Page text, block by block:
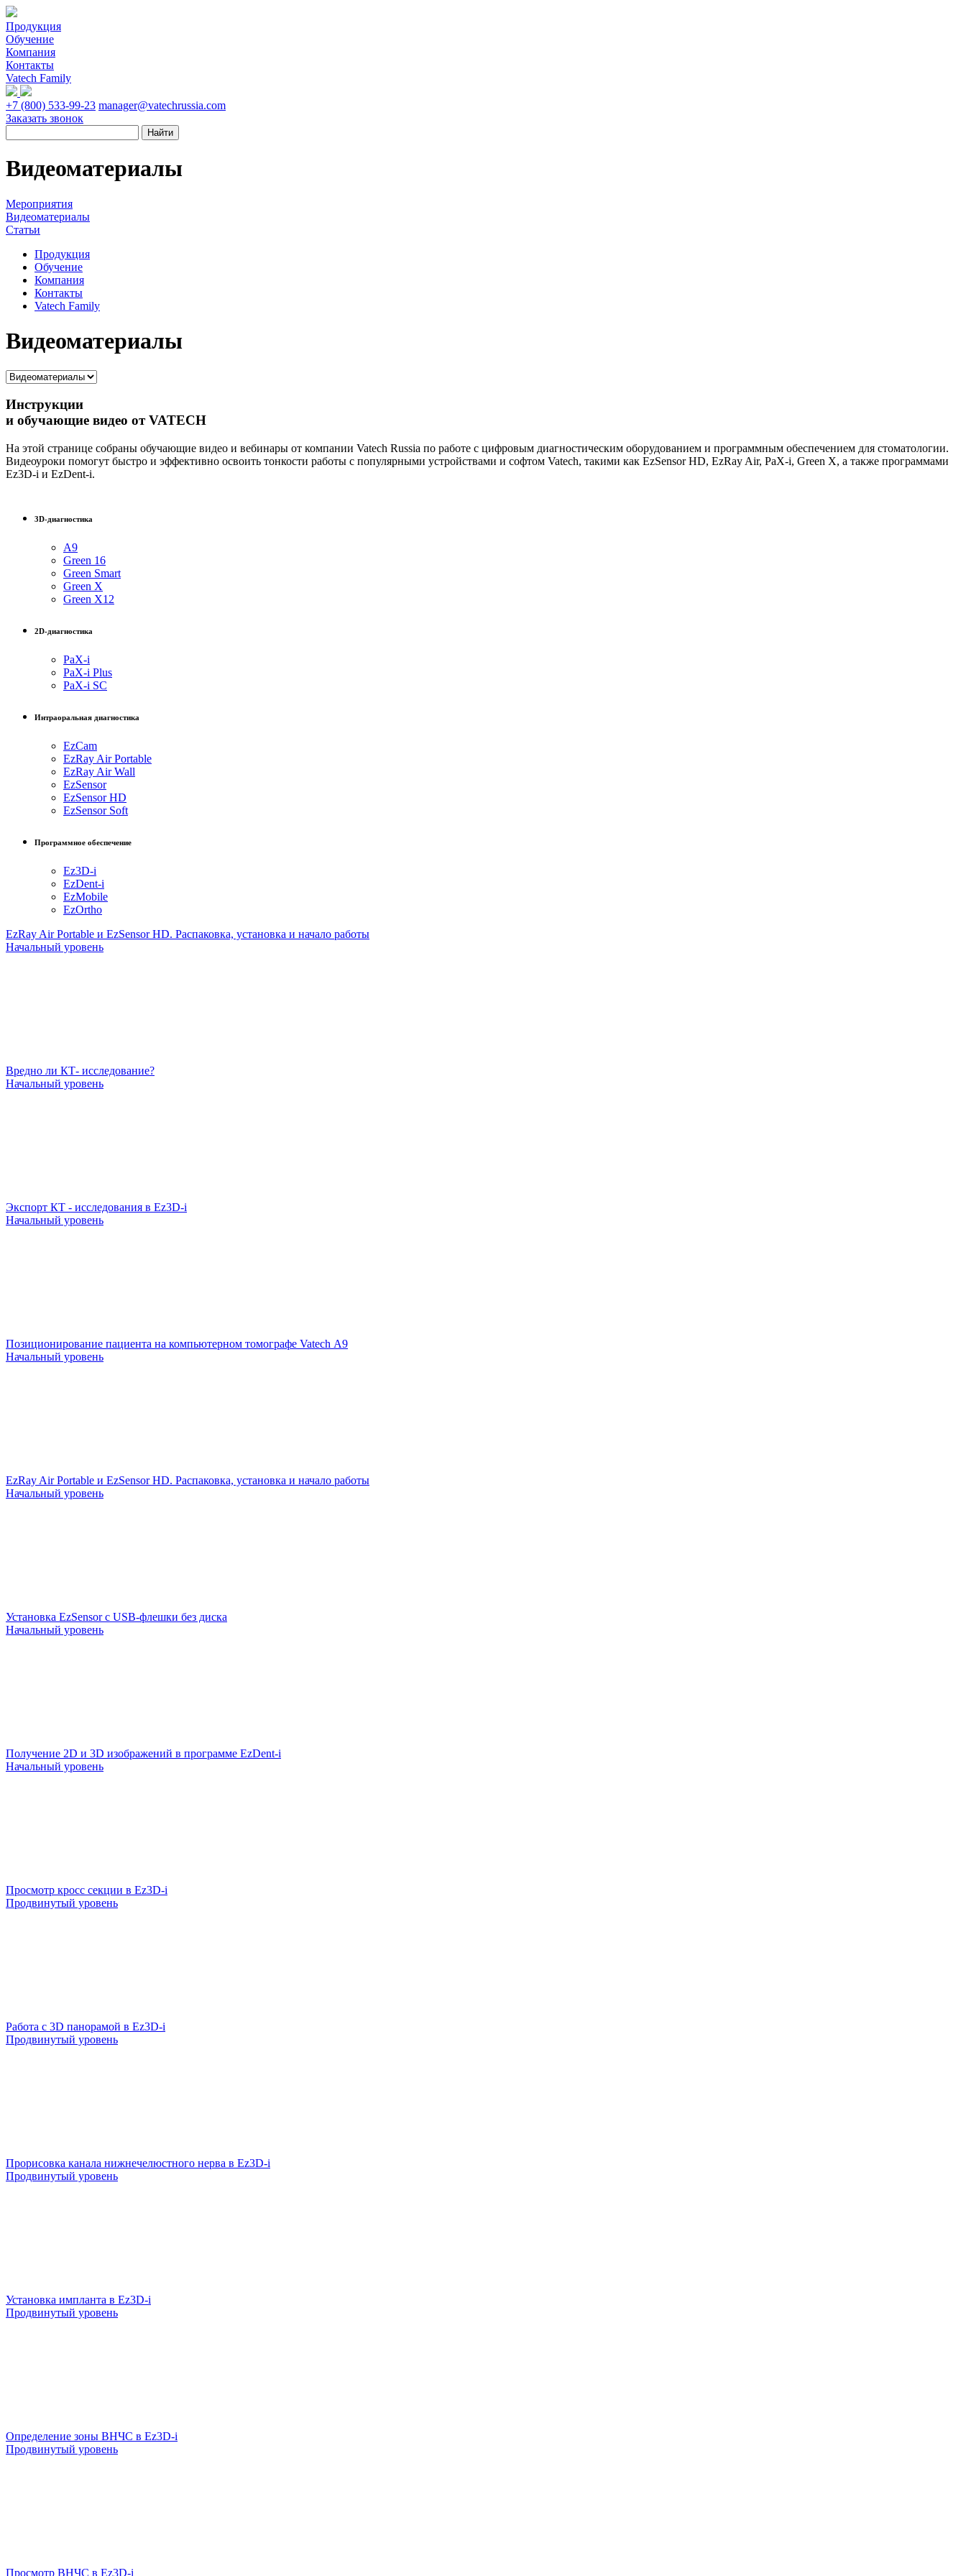
Продукция
Обучение
Компания
Контакты
Vatech Family
+7 (800) 533-99-23 manager@vatechrussia.com
Заказать звонок
Видеоматериалы
Мероприятия
Видеоматериалы
Статьи
Продукция
Обучение
Компания
Контакты
Vatech Family
Видеоматериалы
Инструкции
и обучающие видео от VATECH
На этой странице собраны обучающие видео и вебинары от компании Vatech Russia по работе с цифровым диагностическим оборудованием и программным обеспечением для стоматологии.
Видеоуроки помогут быстро и эффективно освоить тонкости работы с популярными устройствами и софтом Vatech, такими как EzSensor HD, EzRay Air, PaX-i, Green X, а также программами
Ez3D-i и EzDent-i.
3D-диагностика
A9
Green 16
Green Smart
Green X
Green X12
2D-диагностика
PaX-i
PaX-i Plus
PaX-i SC
Интраоральная диагностика
EzCam
EzRay Air Portable
EzRay Air Wall
EzSensor
EzSensor HD
EzSensor Soft
Программное обеспечение
Ez3D-i
EzDent-i
EzMobile
EzOrtho
EzRay Air Portable и EzSensor HD. Распаковка, установка и начало работы
Начальный уровень
Вредно ли КТ- исследование?
Начальный уровень
Экспорт КТ - исследования в Ez3D-i
Начальный уровень
Позиционирование пациента на компьютерном томографе Vatech А9
Начальный уровень
EzRay Air Portable и EzSensor HD. Распаковка, установка и начало работы
Начальный уровень
Установка EzSensor c USB-флешки без диска
Начальный уровень
Получение 2D и 3D изображений в программе EzDent-i
Начальный уровень
Просмотр кросс секции в Ez3D-i
Продвинутый уровень
Работа с 3D панорамой в Ez3D-i
Продвинутый уровень
Прорисовка канала нижнечелюстного нерва в Ez3D-i
Продвинутый уровень
Установка импланта в Ez3D-i
Продвинутый уровень
Определение зоны ВНЧС в Ez3D-i
Продвинутый уровень
Просмотр ВНЧС в Ez3D-i